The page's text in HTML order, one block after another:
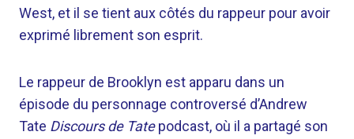
West, et il se tient aux côtés du rappeur pour avoir
exprimé librement son esprit.
Le rappeur de Brooklyn est apparu dans un
épisode du personnage controversé d’Andrew
Tate Discours de Tatepodcast, où il a partagé son